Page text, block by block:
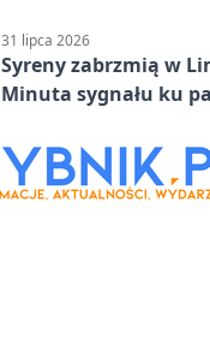
31 lipca 2026
Syreny zabrzmią w
Minuta sygnału ku